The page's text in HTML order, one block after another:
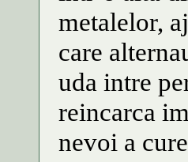
metalelor,
care
uda intre
reincarca
nevoi a